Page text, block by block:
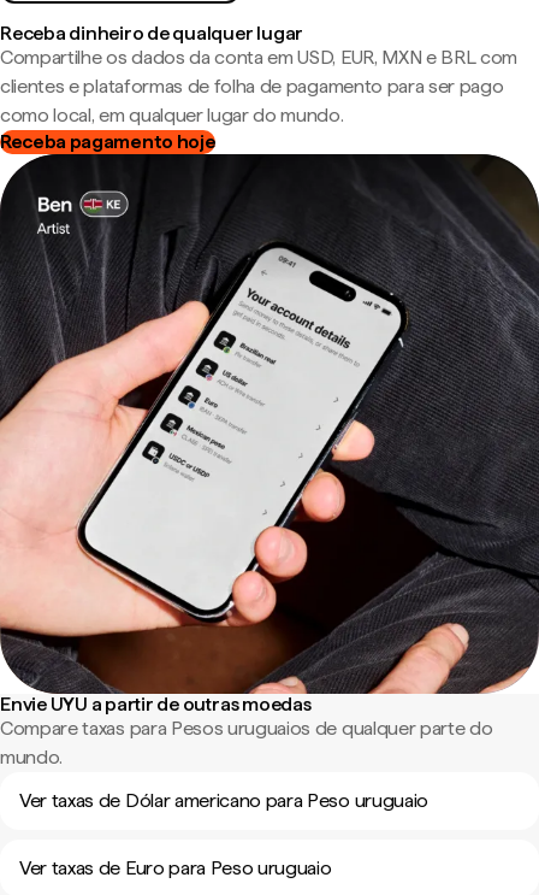
Receba dinheiro de qualquer lugar
Compartilhe os dados da conta em USD, EUR, MXN e BRL com
clientes e plataformas de folha de pagamento para ser pago
como local, em qualquer lugar do mundo.
Receba pagamento hoje
Envie UYU a partir de outras moedas
Compare taxas para Pesos uruguaios de qualquer parte do
mundo.
Ver taxas de Dólar americano para Peso uruguaio
Ver taxas de Euro para Peso uruguaio